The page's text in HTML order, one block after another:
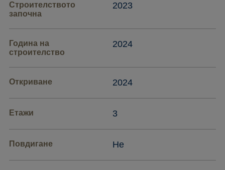
Строителството
започна
2023
Година на
строителство
2024
Откриване 2024
Етажи 3
Повдигане Не